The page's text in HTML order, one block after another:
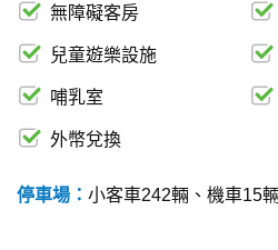
無障礙客房
兒童遊樂設施
哺乳室
外幣兌換
停車場： 小客車242輛、機車15